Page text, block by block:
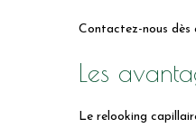
Contactez-nous dès
Les
Le relooking